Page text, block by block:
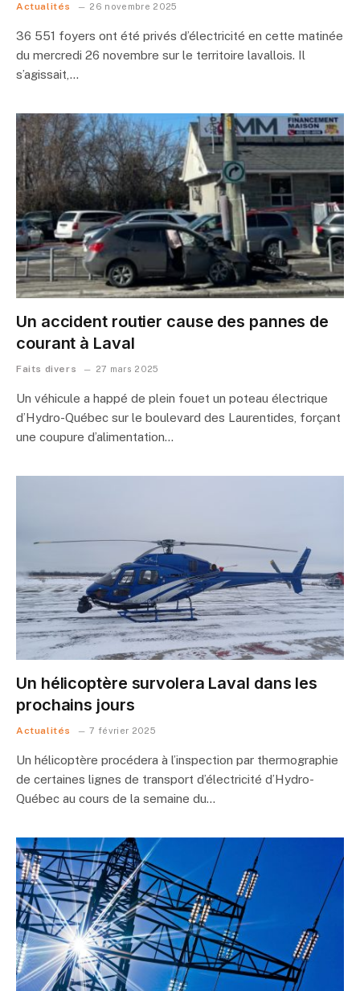
Actualités 26 novembre 2025
36 551 foyers ont été privés d’électricité en cette matinée
du mercredi 26 novembre sur le territoire lavallois. Il
s’agissait,…
Un accident routier cause des pannes de
courant à Laval
Faits divers 27 mars 2025
Un véhicule a happé de plein fouet un poteau électrique
d’Hydro-Québec sur le boulevard des Laurentides, forçant
une coupure d’alimentation…
Un hélicoptère survolera Laval dans les
prochains jours
Actualités 7 février 2025
Un hélicoptère procédera à l’inspection par thermographie
de certaines lignes de transport d’électricité d’Hydro-
Québec au cours de la semaine du…